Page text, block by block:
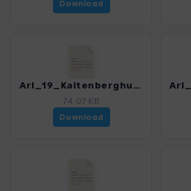
Download
Arl_19_Kaltenberghuette_4121_5.gpx
74.07 KB
Download